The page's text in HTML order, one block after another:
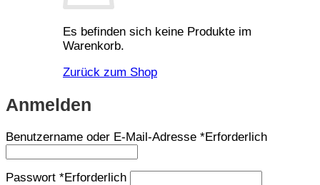
Es befinden sich keine Produkte im
Warenkorb.
Zurück zum Shop
Anmelden
Benutzername oder E-Mail-Adresse *Erforderlich
Passwort *Erforderlich